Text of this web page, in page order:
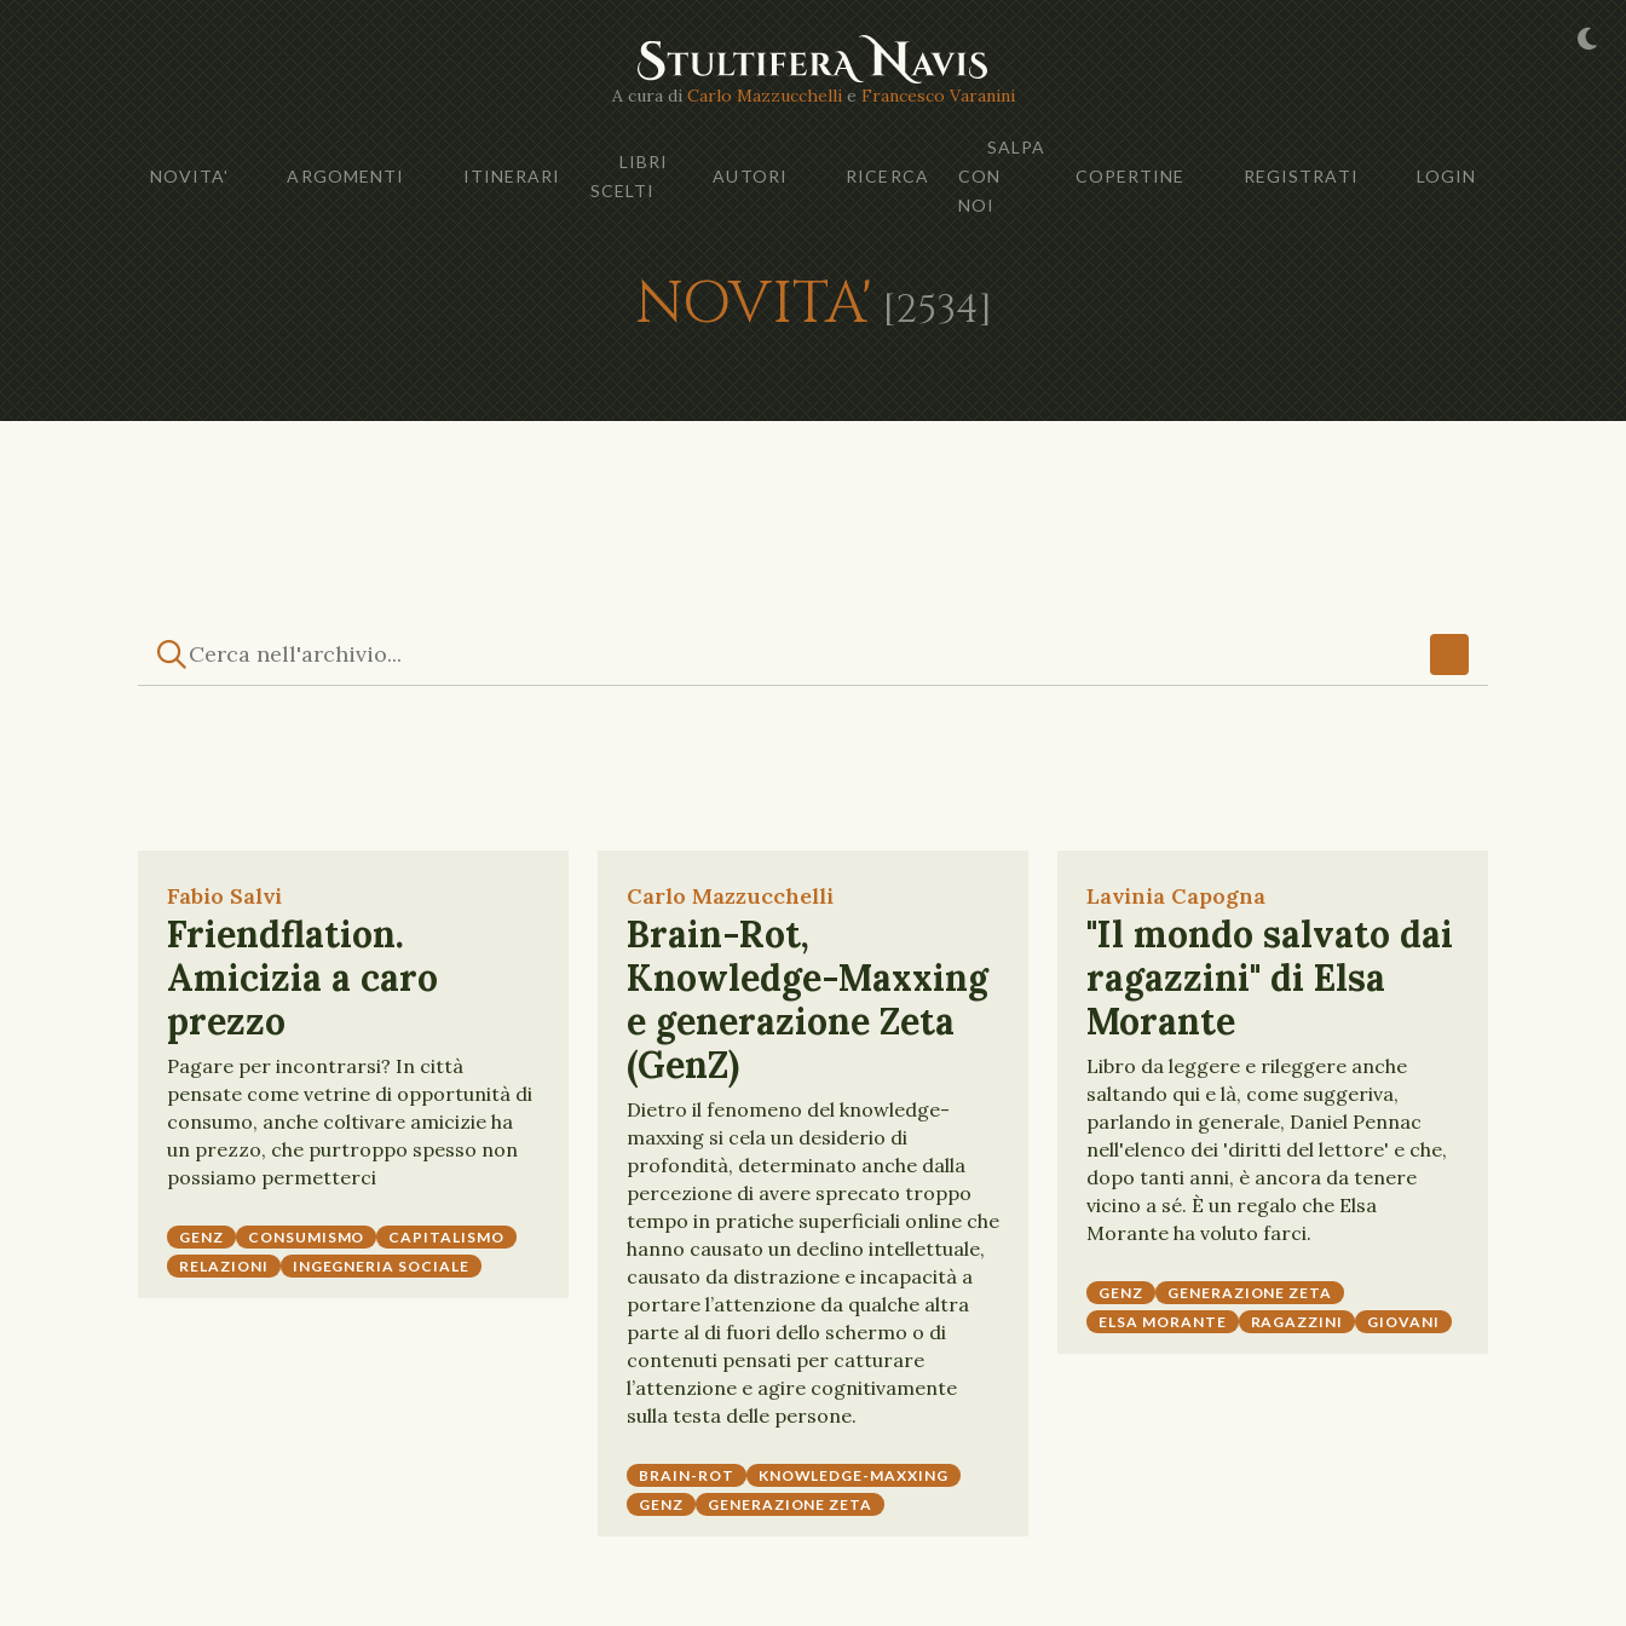
A cura di Carlo Mazzucchellie Francesco Varanini
NOVITA' ARGOMENTI ITINERARI
LIBRI
SCELTI
AUTORI RICERCA
SALPA
CON
NOI
COPERTINE REGISTRATI LOGIN
NOVITA' [2534]
Fabio Salvi
Friendflation.
Amicizia a caro
prezzo
Pagare per incontrarsi? In città
pensate come vetrine di opportunità di
consumo, anche coltivare amicizie ha
un prezzo, che purtroppo spesso non
possiamo permetterci
GENZ CONSUMISMO
CAPITALISMO
RELAZIONI
INGEGNERIA SOCIALE
Carlo Mazzucchelli
Brain-Rot,
Knowledge-Maxxing
e generazione Zeta
(GenZ)
Dietro il fenomeno del knowledge-
maxxing si cela un desiderio di
profondità, determinato anche dalla
percezione di avere sprecato troppo
tempo in pratiche superficiali online che
hanno causato un declino intellettuale,
causato da distrazione e incapacità a
portare l’attenzione da qualche altra
parte al di fuori dello schermo o di
contenuti pensati per catturare
l’attenzione e agire cognitivamente
sulla testa delle persone.
BRAIN-ROT
KNOWLEDGE-MAXXING
GENZ
GENERAZIONE ZETA
Lavinia Capogna
"Il mondo salvato dai
ragazzini" di Elsa
Morante
Libro da leggere e rileggere anche
saltando qui e là, come suggeriva,
parlando in generale, Daniel Pennac
nell'elenco dei 'diritti del lettore' e che,
dopo tanti anni, è ancora da tenere
vicino a sé. È un regalo che Elsa
Morante ha voluto farci.
GENZ
GENERAZIONE ZETA
ELSA MORANTE
RAGAZZINI GIOVANI